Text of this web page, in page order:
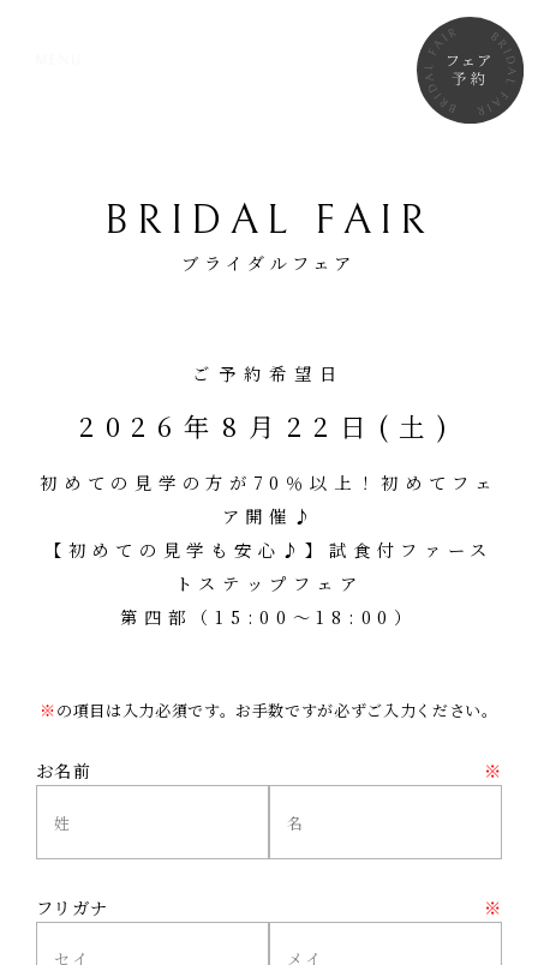
BRIDAL FAIR
ブライダルフェア
ご予約希望日
2026年8月22日(土)
初めての見学の方が70％以上！初めてフェ
ア開催♪
【初めての見学も安心♪】試食付ファース
トステップフェア
第四部（15:00～18:00）
※の項目は入力必須です。お手数ですが必ずご入力ください。
お名前 ※
フリガナ ※